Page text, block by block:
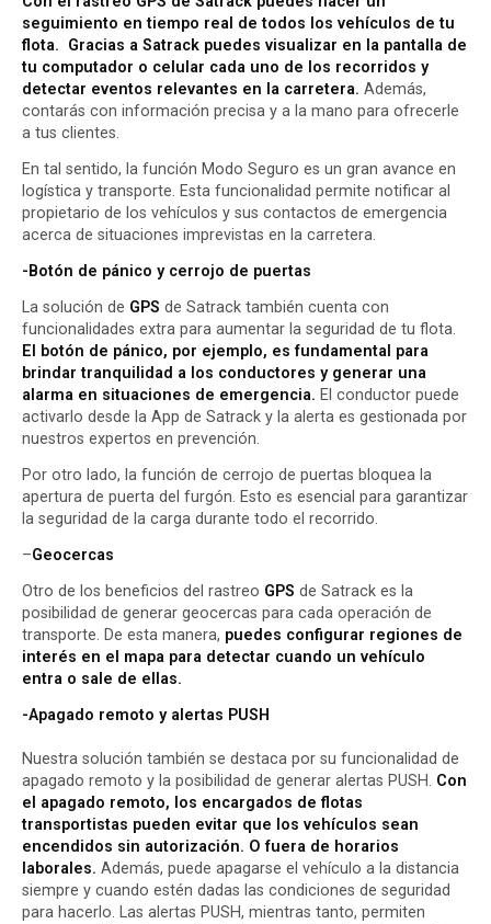
seguimiento en tiempo real de todos los vehículos de tu
flota. Gracias a Satrack puedes visualizar en la pantalla de
tu computador o celular cada uno de los recorridos y
detectar eventos relevantes en la carretera. Además,
contarás con información precisa y a la mano para ofrecerle
a tus clientes.
En tal sentido, la función Modo Seguro es un gran avance en
logística y transporte. Esta funcionalidad permite notificar al
propietario de los vehículos y sus contactos de emergencia
acerca de situaciones imprevistas en la carretera.
-Botón de pánico y cerrojo de puertas
La solución de GPS de Satrack también cuenta con
funcionalidades extra para aumentar la seguridad de tu flota.
El botón de pánico, por ejemplo, es fundamental para
brindar tranquilidad a los conductores y generar una
alarma en situaciones de emergencia. El conductor puede
activarlo desde la App de Satrack y la alerta es gestionada por
nuestros expertos en prevención.
Por otro lado, la función de cerrojo de puertas bloquea la
apertura de puerta del furgón. Esto es esencial para garantizar
la seguridad de la carga durante todo el recorrido.
–Geocercas
Otro de los beneficios del rastreo GPS de Satrack es la
posibilidad de generar geocercas para cada operación de
transporte. De esta manera, puedes configurar regiones de
interés en el mapa para detectar cuando un vehículo
entra o sale de ellas.
-Apagado remoto y alertas PUSH
Nuestra solución también se destaca por su funcionalidad de
apagado remoto y la posibilidad de generar alertas PUSH. Con
el apagado remoto, los encargados de flotas
transportistas pueden evitar que los vehículos sean
encendidos sin autorización. O fuera de horarios
laborales. Además, puede apagarse el vehículo a la distancia
siempre y cuando estén dadas las condiciones de seguridad
para hacerlo. Las alertas PUSH, mientras tanto, permiten